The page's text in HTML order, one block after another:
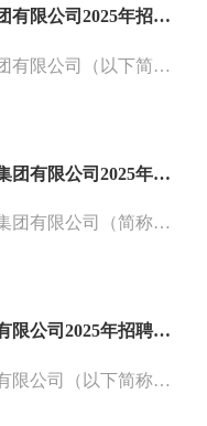
中国铁路文工团有限公司2025年招聘普通高校毕业生公告（一）
中国铁路文工团有限公司（以下简称铁路文工团）成立于1950年10月，是我国成立最早的大型综合文艺团体之一。2013年4月，由原铁道部所属事业单位转为全民所有制企业。2020年2月改为公司制企业，更名为中国铁路文工团有限公司。70余年来，在舞蹈、声乐、曲艺、杂技、演奏、话剧、影视、作曲等专业方面培养了一大批德艺双馨的艺术家，先后创作、排演了3000余部曲目、剧目、节目，拍摄了300余部影视剧、专题片，400余部作品荣获国内外各类奖项，多次在人民大会堂和中央电视台演出。党和国家历代领导人曾观看铁路文工团的演出
英大传媒投资集团有限公司2025年高校毕业生招聘公告（第二批）
英大传媒投资集团有限公司（简称英大传媒集团）是国家电网有限公司的全资子公司，于2008年8月7日正式成立，是我国首家企业传媒集团。
中国铁路国际有限公司2025年招聘高校毕业生公告
中国铁路国际有限公司（以下简称国际公司）根据经营业务发展需要，现招聘应届高校毕业生。